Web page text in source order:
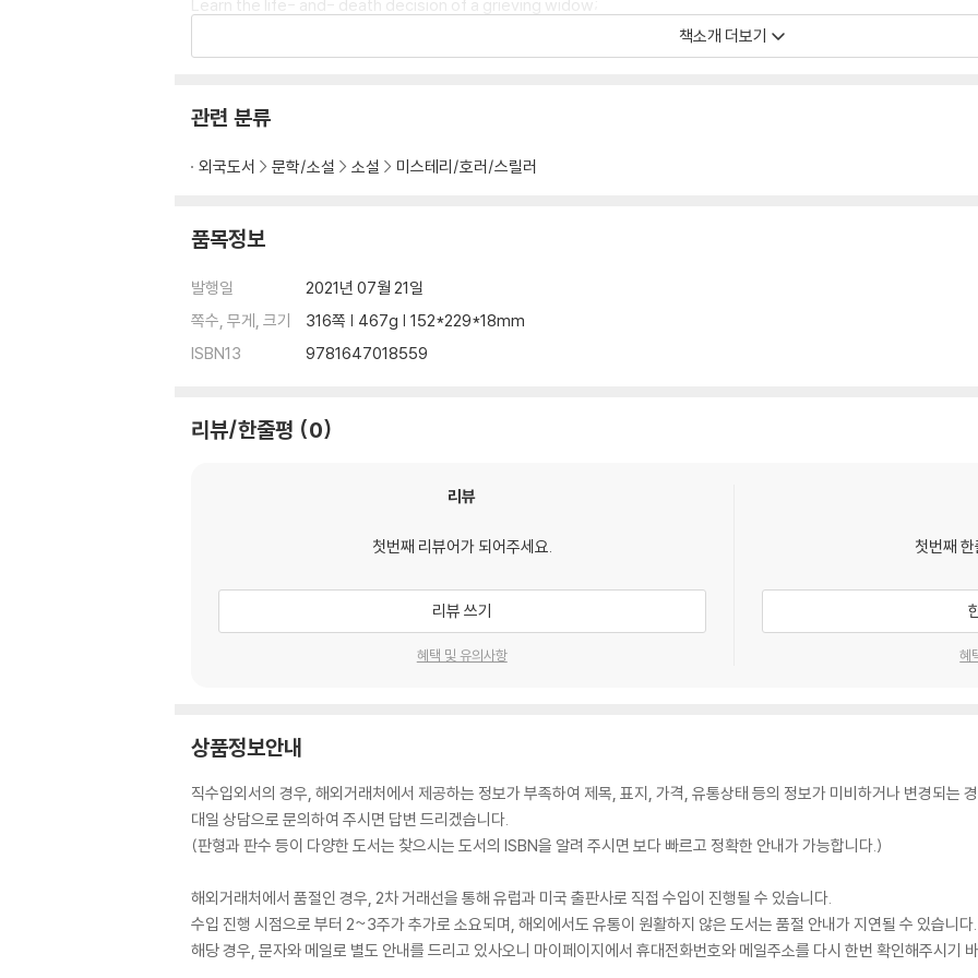
Learn the life- and- death decision of a grieving widow;
Stand in line behind Willie Gene Johnson as the bank refuses to validate his parking ticket;
Get begin the mic with a talk radio host trying to boost ratings with edgy topics; and
As our characters speak and act, I hope you'll see how decisions made on the edge of chaos may define
책소개 더보기
관련 분류
외국도서 문학/소설 소설 미스테리/호러/스릴러
품목정보
발행일
2021년 07월 21일
쪽수, 무게, 크기
316쪽 | 467g | 152*229*18mm
ISBN13
9781647018559
리뷰/한줄평 0
리뷰
첫번째 리뷰어가 되어주세요.
리뷰 쓰기
혜택 및 유의사항
첫번째
혜
상품정보안내
직수입외서의 경우, 해외거래처에서 제공하는 정보가 부족하여 제목, 표지, 가격, 유통상태 등의 정보가 미비하거나 변경되는
대일 상담으로 문의하여 주시면 답변 드리겠습니다.
(판형과 판수 등이 다양한 도서는 찾으시는 도서의 ISBN을 알려 주시면 보다 빠르고 정확한 안내가 가능합니다.)
해외거래처에서 품절인 경우, 2차 거래선을 통해 유럽과 미국 출판사로 직접 수입이 진행될 수 있습니다.
수입 진행 시점으로 부터 2~3주가 추가로 소요되며, 해외에서도 유통이 원활하지 않은 도서는 품절 안내가 지연될 수 있습니다.
해당 경우, 문자와 메일로 별도 안내를 드리고 있사오니 마이페이지에서 휴대전화번호와 메일주소를 다시 한번 확인해주시기